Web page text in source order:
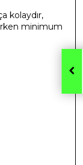
kolaydır,
minimum